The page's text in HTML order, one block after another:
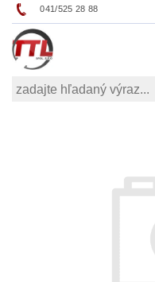
041/525 28 88